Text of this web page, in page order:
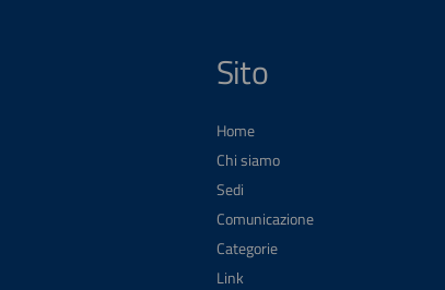
Sito
Home
Chi siamo
Sedi
Comunicazione
Categorie
Link